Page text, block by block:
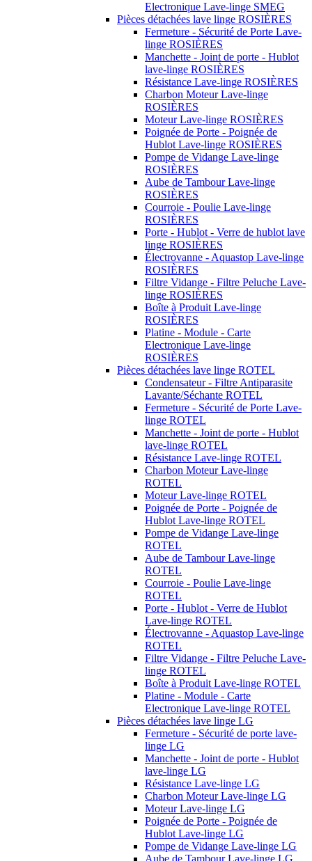
Electronique Lave-linge SMEG
Pièces détachées lave linge ROSIÈRES
Fermeture - Sécurité de Porte Lave-
linge ROSIÈRES
Manchette - Joint de porte - Hublot
lave-linge ROSIÈRES
Résistance Lave-linge ROSIÈRES
Charbon Moteur Lave-linge
ROSIÈRES
Moteur Lave-linge ROSIÈRES
Poignée de Porte - Poignée de
Hublot Lave-linge ROSIÈRES
Pompe de Vidange Lave-linge
ROSIÈRES
Aube de Tambour Lave-linge
ROSIÈRES
Courroie - Poulie Lave-linge
ROSIÈRES
Porte - Hublot - Verre de hublot lave
linge ROSIÈRES
Électrovanne - Aquastop Lave-linge
ROSIÈRES
Filtre Vidange - Filtre Peluche Lave-
linge ROSIÈRES
Boîte à Produit Lave-linge
ROSIÈRES
Platine - Module - Carte
Electronique Lave-linge
ROSIÈRES
Pièces détachées lave linge ROTEL
Condensateur - Filtre Antiparasite
Lavante/Séchante ROTEL
Fermeture - Sécurité de Porte Lave-
linge ROTEL
Manchette - Joint de porte - Hublot
lave-linge ROTEL
Résistance Lave-linge ROTEL
Charbon Moteur Lave-linge
ROTEL
Moteur Lave-linge ROTEL
Poignée de Porte - Poignée de
Hublot Lave-linge ROTEL
Pompe de Vidange Lave-linge
ROTEL
Aube de Tambour Lave-linge
ROTEL
Courroie - Poulie Lave-linge
ROTEL
Porte - Hublot - Verre de Hublot
Lave-linge ROTEL
Électrovanne - Aquastop Lave-linge
ROTEL
Filtre Vidange - Filtre Peluche Lave-
linge ROTEL
Boîte à Produit Lave-linge ROTEL
Platine - Module - Carte
Electronique Lave-linge ROTEL
Pièces détachées lave linge LG
Fermeture - Sécurité de porte lave-
linge LG
Manchette - Joint de porte - Hublot
lave-linge LG
Résistance Lave-linge LG
Charbon Moteur Lave-linge LG
Moteur Lave-linge LG
Poignée de Porte - Poignée de
Hublot Lave-linge LG
Pompe de Vidange Lave-linge LG
Aube de Tambour Lave-linge LG